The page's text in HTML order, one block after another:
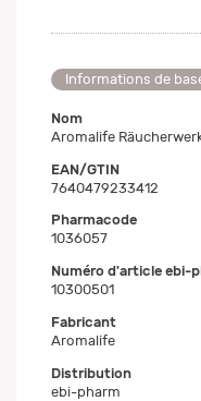
Informations de
Nom
Aromalife
EAN/GTIN
7640479233412
Pharmacode
1036057
Numéro d'article ebi-
10300501
Fabricant
Aromalife
Distribution
ebi-pharm